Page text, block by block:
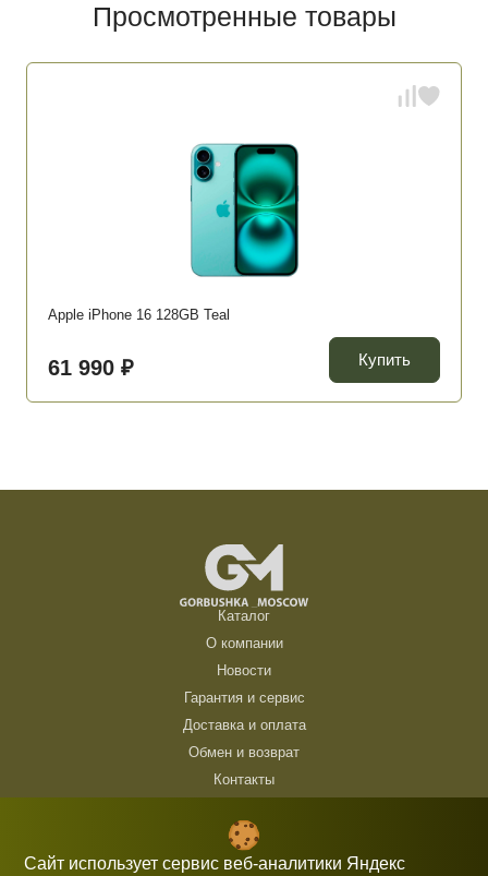
Просмотренные товары
Apple iPhone 16 128GB Teal
61 990 ₽ Купить
Каталог
О компании
Новости
Гарантия и сервис
Доставка и оплата
Обмен и возврат
Контакты
10:00 — 21:00 без выходных
Сайт использует сервис веб-аналитики Яндекс